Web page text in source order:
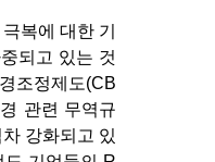
복에 대한 기
되고 있는 것
조정제도(CB
관련 무역규
강화되고 있